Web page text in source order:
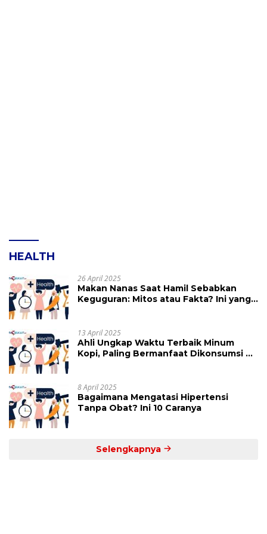
HEALTH
26 April 2025
Makan Nanas Saat Hamil Sebabkan
Keguguran: Mitos atau Fakta? Ini yang
13 April 2025
Ahli Ungkap Waktu Terbaik Minum
Kopi, Paling Bermanfaat Dikonsumsi di
8 April 2025
Bagaimana Mengatasi Hipertensi
Tanpa Obat? Ini 10 Caranya
Selengkapnya